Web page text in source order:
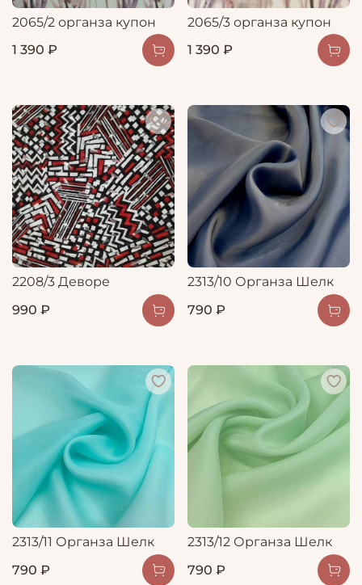
2065/2 органза купон
1 390 ₽
2065/3 органза купон
1 390 ₽
2208/3 Деворе
990 ₽
2313/10 Органза Шелк
790 ₽
2313/11 Органза Шелк
790 ₽
2313/12 Органза Шелк
790 ₽